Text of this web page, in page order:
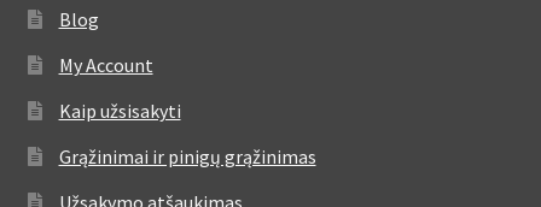
Blog
My Account
Kaip užsisakyti
Grąžinimai ir pinigų grąžinimas
Užsakymo atšaukimas